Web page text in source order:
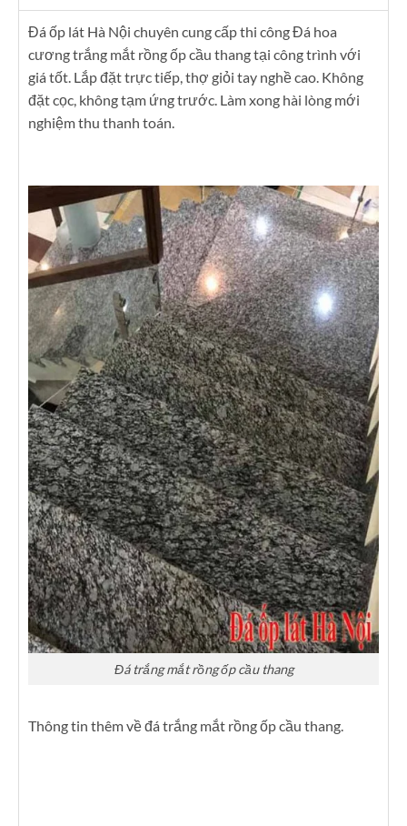
Đá ốp lát Hà Nội chuyên cung cấp thi công Đá hoa
cương trắng mắt rồng ốp cầu thang tại công trình với
giá tốt. Lắp đặt trực tiếp, thợ giỏi tay nghề cao. Không
đặt cọc, không tạm ứng trước. Làm xong hài lòng mới
nghiệm thu thanh toán.
Đá trắng mắt rồng ốp cầu thang
Thông tin thêm về đá trắng mắt rồng ốp cầu thang.